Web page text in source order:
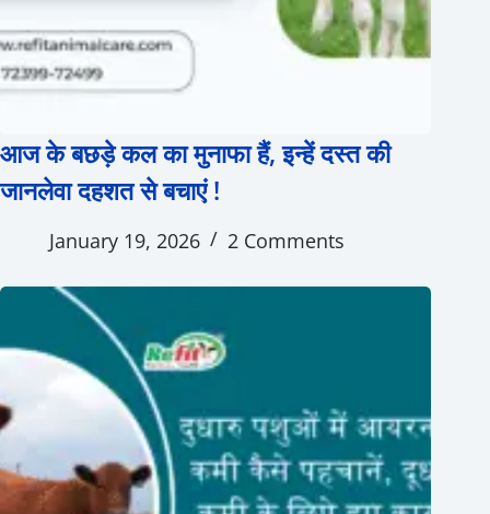
आज के बछड़े कल का मुनाफा हैं, इन्हें दस्त की
जानलेवा दहशत से बचाएं !
January 19, 2026 2 Comments